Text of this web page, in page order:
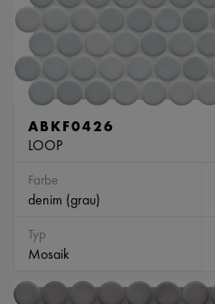
ABKF0426
LOOP
Farbe
denim (grau)
Typ
Mosaik